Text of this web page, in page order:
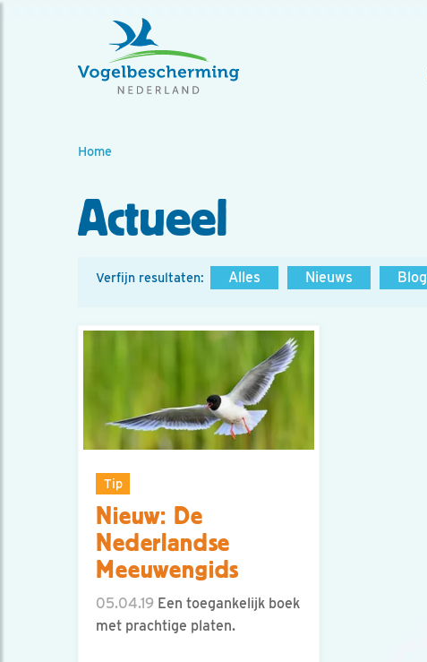
Home
Actueel
Verfijn resultaten: Alles Nieuws Blog
Tip
Nieuw: De
Nederlandse
Meeuwengids
05.04.19 Een toegankelijk boek
met prachtige platen.